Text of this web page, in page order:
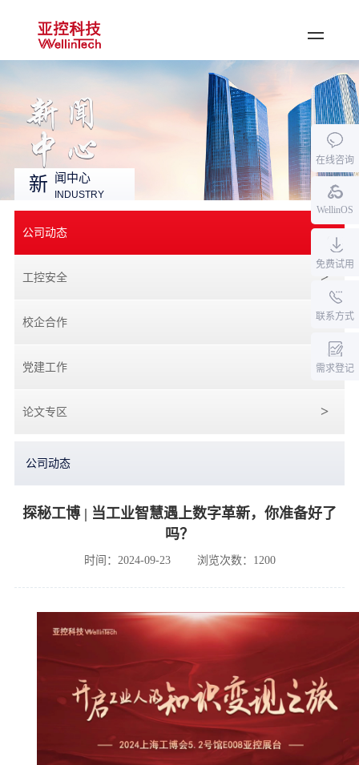
注册
首页
公司产品
行业应用
资料中心
新闻中心
关于亚控
加入我们
新 闻中心
INDUSTRY
公司动态
工控安全
校企合作
党建工作
论文专区
公司动态
探秘工博 | 当工业智慧遇上数字革新，你准备好了
吗？
时间：2024-09-23 浏览次数：1200
在线咨询
WellinOS
免费试用
联系方式
需求登记